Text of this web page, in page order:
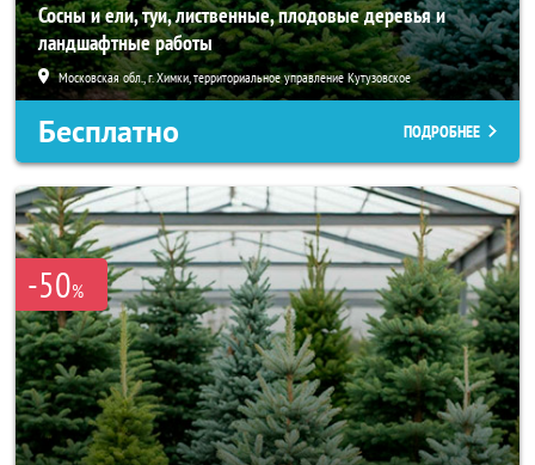
Сосны и ели, туи, лиственные, плодовые деревья и
ландшафтные работы
Московская обл., г. Химки, территориальное управление Кутузовское
Бесплатно ПОДРОБНЕЕ
-50%